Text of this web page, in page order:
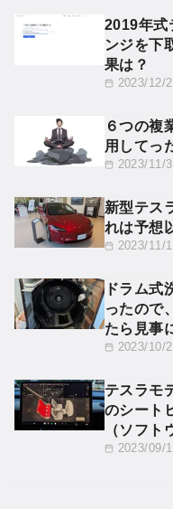
2023/12/
2019年式
ンジを下
果は？
2023/11/
６つの複
用してっ
2023/11/
新型テス
れは予想
2023/10/
ドラム式
ったので
たら見事
2023/09/
テスラモ
のシート
（ソフト